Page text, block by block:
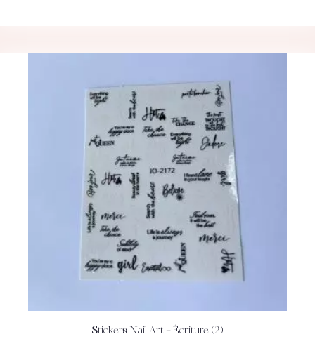
ACHETEZStickers Nail Art – Écriture (2)